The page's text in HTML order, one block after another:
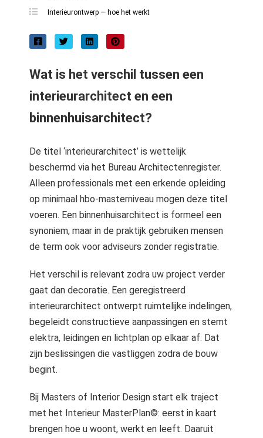
Interieurontwerp — hoe het werkt
Wat is het verschil tussen een
interieurarchitect en een
binnenhuisarchitect?
De titel ‘interieurarchitect’ is wettelijk
beschermd via het Bureau Architectenregister.
Alleen professionals met een erkende opleiding
op minimaal hbo-masterniveau mogen deze titel
voeren. Een binnenhuisarchitect is formeel een
synoniem, maar in de praktijk gebruiken mensen
de term ook voor adviseurs zonder registratie.
Het verschil is relevant zodra uw project verder
gaat dan decoratie. Een geregistreerd
interieurarchitect ontwerpt ruimtelijke indelingen,
begeleidt constructieve aanpassingen en stemt
elektra, leidingen en lichtplan op elkaar af. Dat
zijn beslissingen die vastliggen zodra de bouw
begint.
Bij Masters of Interior Design start elk traject
met het Interieur MasterPlan©: eerst in kaart
brengen hoe u woont, werkt en leeft. Daaruit
deze
worden
over
op
gebruikt
te
Hierdoor
website-
van